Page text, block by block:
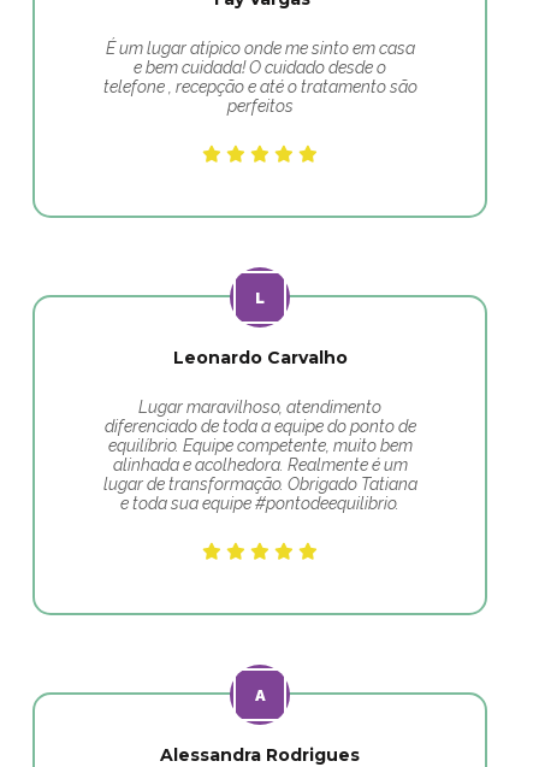
É um lugar atípico onde me sinto em casa
e bem cuidada! O cuidado desde o
telefone , recepção e até o tratamento são
perfeitos
Leonardo Carvalho
Lugar maravilhoso, atendimento
diferenciado de toda a equipe do ponto de
equilíbrio. Equipe competente, muito bem
alinhada e acolhedora. Realmente é um
lugar de transformação. Obrigado Tatiana
e toda sua equipe #pontodeequilibrio.
Alessandra Rodrigues